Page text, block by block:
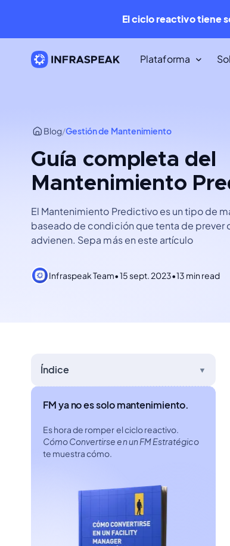
El ciclo reactivo tiene
Plataforma
Decenas de recursos
Infraspeak Blog
Los mejores
Blog/Gestión de Mantenimiento
Guía completa del
Mantenimiento
El Mantenimiento Predictivo es un tipo de
baseado de condición que tenta de prever
advienen. Sepa más en este artículo
Infraspeak Team•15 sept. 2023•13 min read
Índice ▼
FM ya no es solo mantenimiento.
Es hora de romper el ciclo reactivo.
Cómo Convertirse en un FM Estratégico
te muestra cómo.